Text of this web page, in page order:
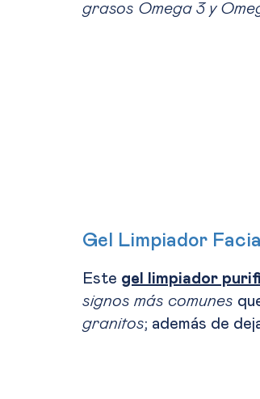
grasos Omega 3 y
Gel Limpiador
Este gel limpiador
signos más comunes
granitos; además de